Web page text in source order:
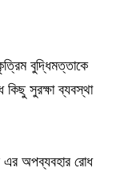
বুদ্ধিমত্তাকে
সুরক্ষা ব্যবস্থা
অপব্যবহার রোধ